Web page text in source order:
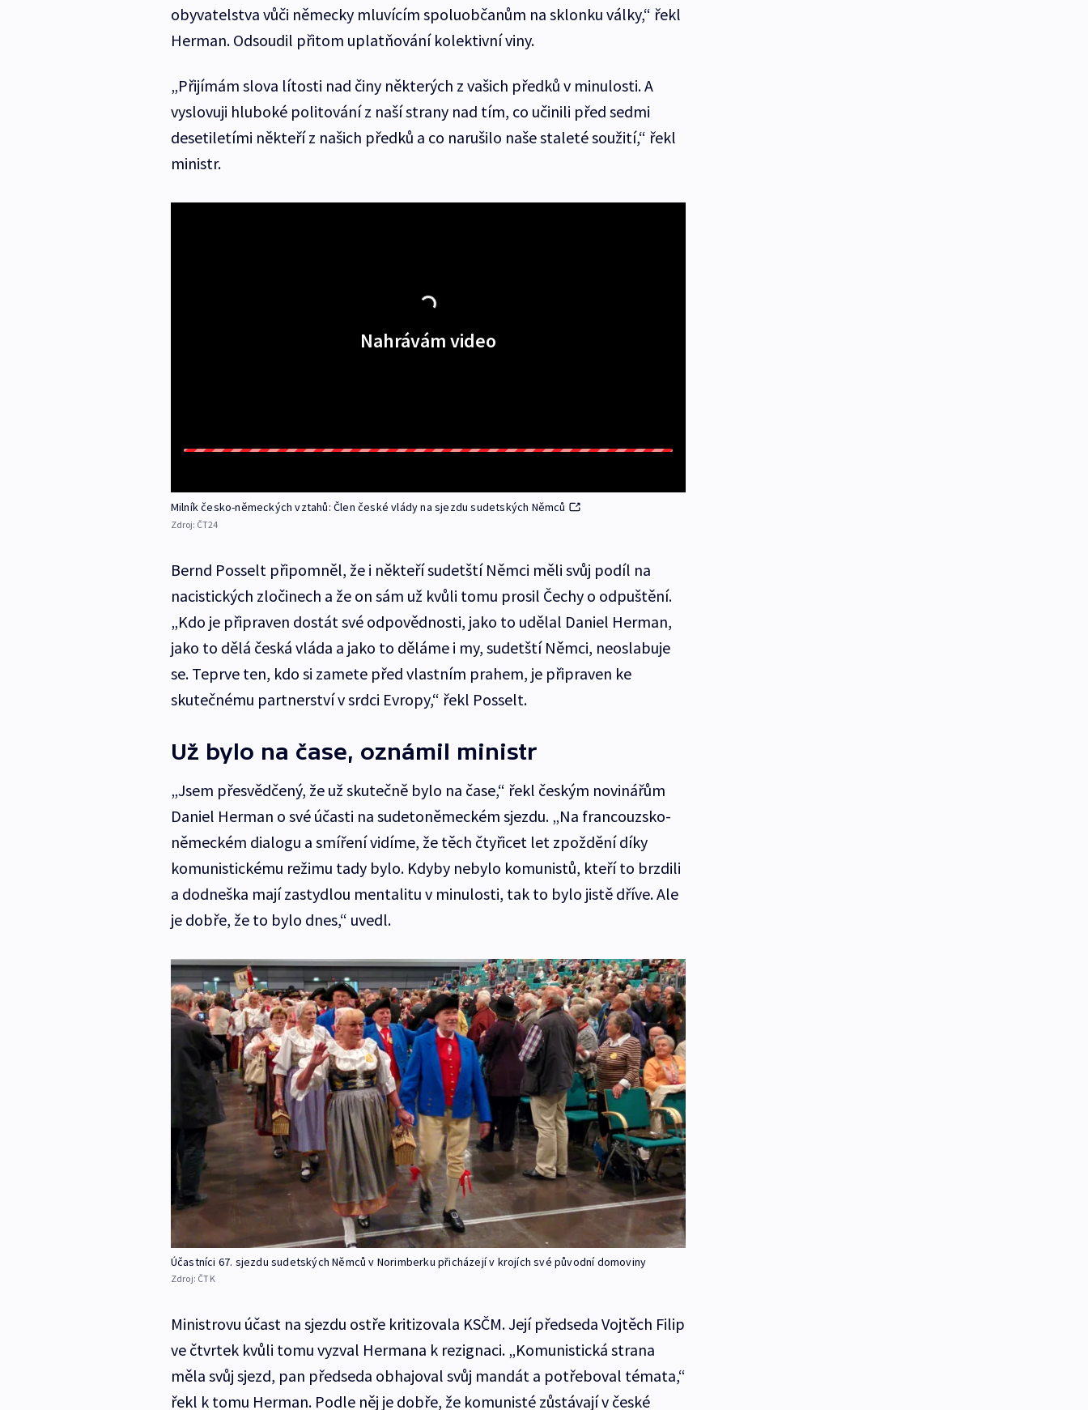
obyvatelstva vůči německy mluvícím spoluobčanům na sklonku války,“ řekl
Herman. Odsoudil přitom uplatňování kolektivní viny.
„Přijímám slova lítosti nad činy některých z vašich předků v minulosti. A
vyslovuji hluboké politování z naší strany nad tím, co učinili před sedmi
desetiletími někteří z našich předků a co narušilo naše staleté soužití,“ řekl
ministr.
Nahrávám video
Milník česko-německých vztahů: Člen české vlády na sjezdu sudetských Němců
Zdroj: ČT24
Bernd Posselt připomněl, že i někteří sudetští Němci měli svůj podíl na
nacistických zločinech a že on sám už kvůli tomu prosil Čechy o odpuštění.
„Kdo je připraven dostát své odpovědnosti, jako to udělal Daniel Herman,
jako to dělá česká vláda a jako to děláme i my, sudetští Němci, neoslabuje
se. Teprve ten, kdo si zamete před vlastním prahem, je připraven ke
skutečnému partnerství v srdci Evropy,“ řekl Posselt.
Už bylo na čase, oznámil ministr
„Jsem přesvědčený, že už skutečně bylo na čase,“ řekl českým novinářům
Daniel Herman o své účasti na sudetoněmeckém sjezdu. „Na francouzsko-
německém dialogu a smíření vidíme, že těch čtyřicet let zpoždění díky
komunistickému režimu tady bylo. Kdyby nebylo komunistů, kteří to brzdili
a dodneška mají zastydlou mentalitu v minulosti, tak to bylo jistě dříve. Ale
je dobře, že to bylo dnes,“ uvedl.
Účastníci 67. sjezdu sudetských Němců v Norimberku přicházejí v krojích své původní domoviny
Zdroj: ČTK
Ministrovu účast na sjezdu ostře kritizovala KSČM. Její předseda Vojtěch Filip
ve čtvrtek kvůli tomu vyzval Hermana k rezignaci. „Komunistická strana
měla svůj sjezd, pan předseda obhajoval svůj mandát a potřeboval témata,“
řekl k tomu Herman. Podle něj je dobře, že komunisté zůstávají v české